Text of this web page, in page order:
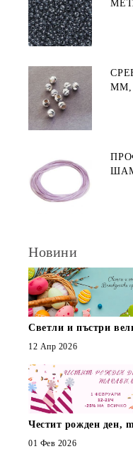
Новини
Светли и пъстри
12 Апр 2026
Честит рожден ден,
01 Фев 2026